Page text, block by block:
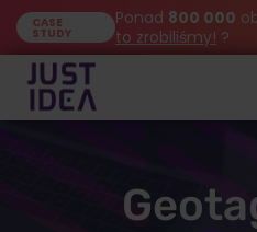
CASE
STUDY
Ponad 800 000
to zrobiliśmy! ?